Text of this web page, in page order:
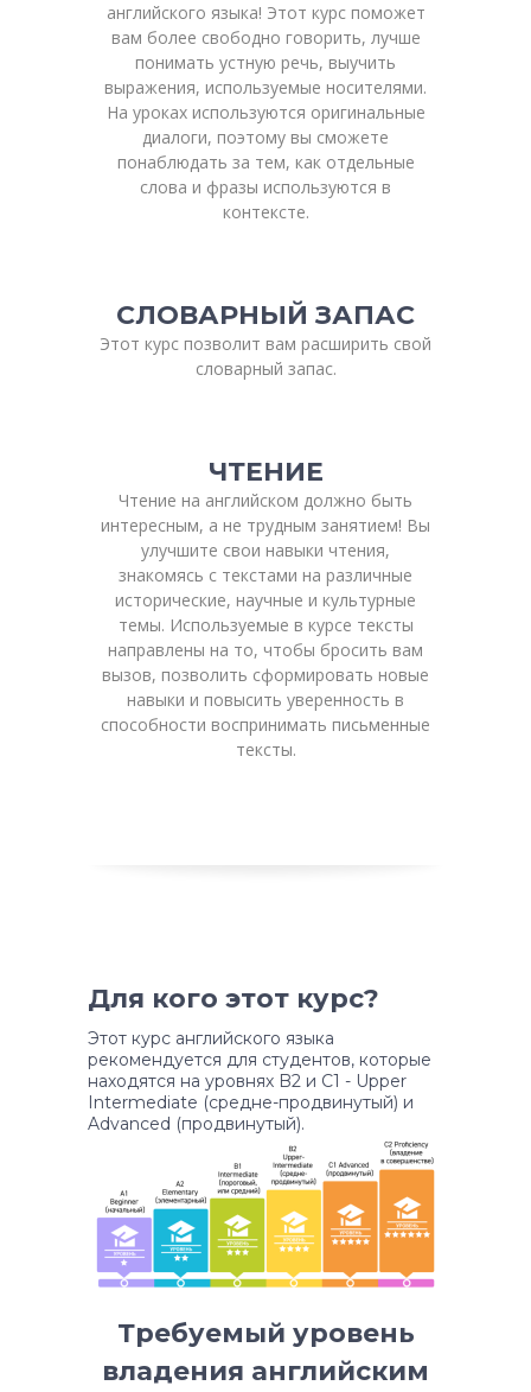
английского языка! Этот курс поможет
вам более свободно говорить, лучше
понимать устную речь, выучить
выражения, используемые носителями.
На уроках используются оригинальные
диалоги, поэтому вы сможете
понаблюдать за тем, как отдельные
слова и фразы используются в
контексте.
СЛОВАРНЫЙ ЗАПАС
Этот курс позволит вам расширить свой
словарный запас.
ЧТЕНИЕ
Чтение на английском должно быть
интересным, а не трудным занятием! Вы
улучшите свои навыки чтения,
знакомясь с текстами на различные
исторические, научные и культурные
темы. Используемые в курсе тексты
направлены на то, чтобы бросить вам
вызов, позволить сформировать новые
навыки и повысить уверенность в
способности воспринимать письменные
тексты.
Для кого этот курс?
Этот курс английского языка
рекомендуется для студентов, которые
находятся на уровнях B2 и C1 - Upper
Intermediate (средне-продвинутый) и
Advanced (продвинутый).
Требуемый уровень
владения английским